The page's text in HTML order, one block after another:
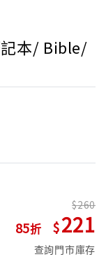
記本/ Bible/
85
260
221
查詢門市庫存